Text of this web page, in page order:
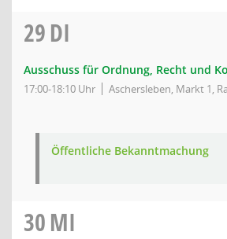
29DI
Ausschuss für Ordnung, Recht und
17:00-18:10 Uhr Aschersleben, Markt 1,
Öffentliche Bekanntmachung
30MI